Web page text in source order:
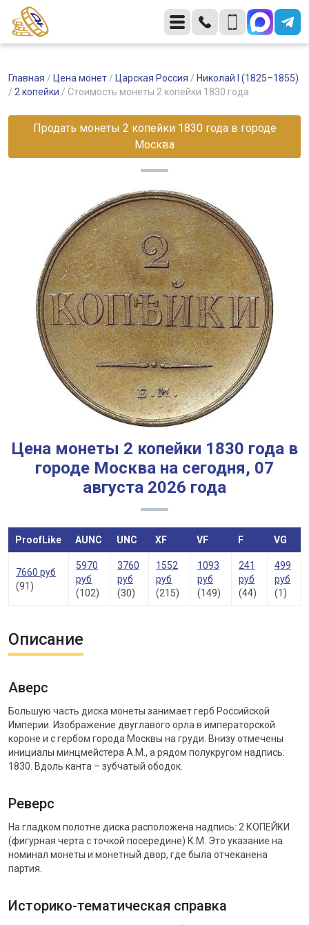
Главная / Цена монет / Царская Россия / Николай I (1825–1855)
/ 2 копейки / Стоимость монеты 2 копейки 1830 года
Продать монеты 2 копейки 1830 года в городе
Москва
Цена монеты 2 копейки 1830 года в
городе Москва на сегодня, 07
августа 2026 года
ProofLike AUNC UNC XF VF F VG
7660 руб
(91)
5970
руб
(102)
3760
руб
(30)
1552
руб
(215)
1093
руб
(149)
241
руб
(44)
499
руб
(1)
Описание
Аверс
Большую часть диска монеты занимает герб Российской
Империи. Изображение двуглавого орла в императорской
короне и с гербом города Москвы на груди. Внизу отмечены
инициалы минцмейстера А.М., а рядом полукругом надпись:
1830. Вдоль канта – зубчатый ободок.
Реверс
На гладком полотне диска расположена надпись: 2 КОПЕЙКИ
(фигурная черта с точкой посередине) К.М. Это указание на
номинал монеты и монетный двор, где была отчеканена
партия.
Историко-тематическая справка